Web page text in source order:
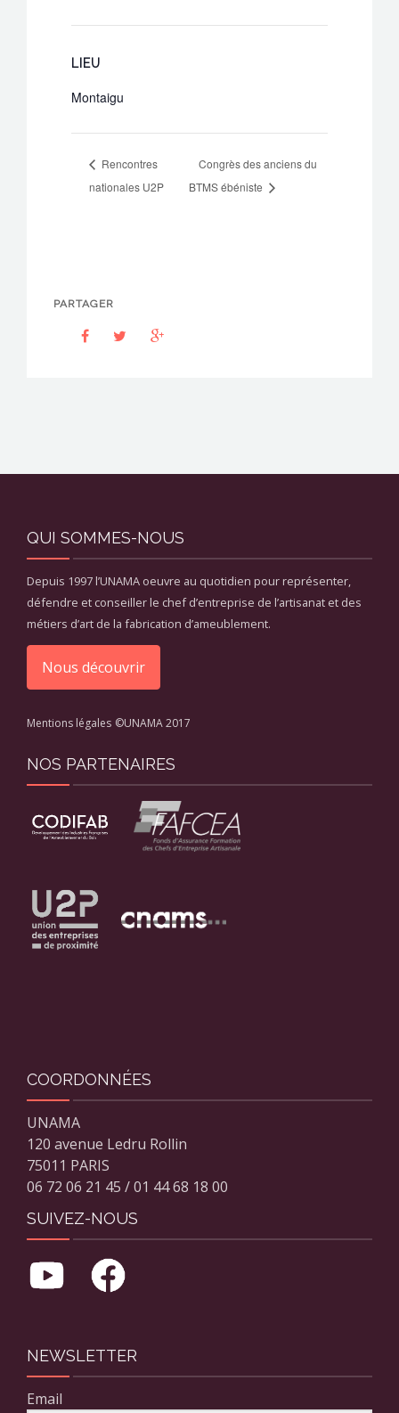
LIEU
Montaigu
Rencontres
nationales U2P
Congrès des anciens du
BTMS ébéniste
PARTAGER
QUI SOMMES-NOUS
Depuis 1997 l’UNAMA oeuvre au quotidien pour représenter,
défendre et conseiller le chef d’entreprise de l’artisanat et des
métiers d’art de la fabrication d’ameublement.
Nous découvrir
Mentions légales ©UNAMA 2017
NOS PARTENAIRES
COORDONNÉES
UNAMA
120 avenue Ledru Rollin
75011 PARIS
06 72 06 21 45 / 01 44 68 18 00
SUIVEZ-NOUS
NEWSLETTER
Email